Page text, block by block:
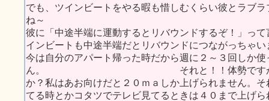
でも、ツインビートをやる暇も惜しむくらい彼とラブ
ね～
彼に「中途半端に運動するとリバウンドするぞ！」っ
インビートも中途半端だとリバウンドにつながっちゃい
今は自分のアパート帰った時だから週に２～３回しか使
ん。 それと！！体勢ですが、やっぱ
か？私はあお向けだと２０ｍａしか上げられません。
てる時とかコタツでテレビ見てるときは４０まで